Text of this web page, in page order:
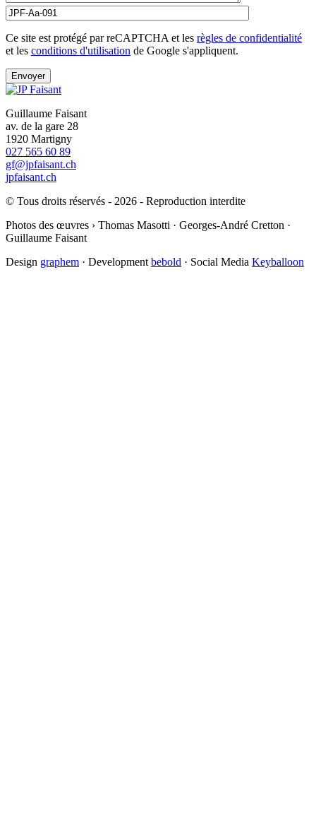
Ce site est protégé par reCAPTCHA et les règles de confidentialité
et les conditions d'utilisation de Google s'appliquent.
Guillaume Faisant
av. de la gare 28
1920 Martigny
027 565 60 89
gf@jpfaisant.ch
jpfaisant.ch
© Tous droits réservés - 2026 - Reproduction interdite
Photos des œuvres › Thomas Masotti · Georges-André Cretton ·
Guillaume Faisant
Design graphem · Development bebold · Social Media Keyballoon